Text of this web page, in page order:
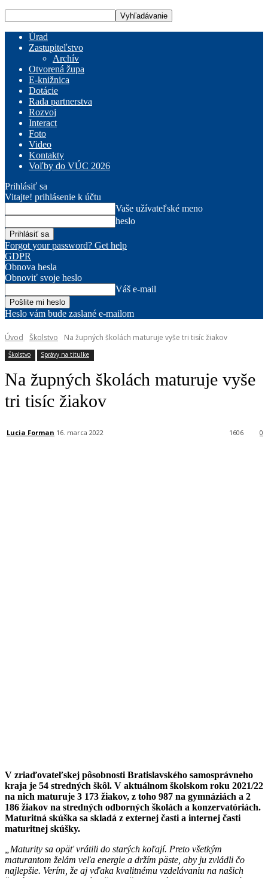
Úrad
Zastupiteľstvo
Archív
Otvorená župa
E-knižnica
Dotácie
Rada partnerstva
Rozvoj
Interact
Foto
Video
Kontakty
Voľby do VÚC 2026
Prihlásiť sa
Vitajte! prihlásenie k účtu
Vaše užívateľské meno
heslo
Forgot your password? Get help
GDPR
Obnova hesla
Obnoviť svoje heslo
Váš e-mail
Heslo vám bude zaslané e-mailom
Úvod Školstvo Na župných školách maturuje vyše tri tisíc žiakov
Školstvo Správy na titulke
Na župných školách maturuje vyše
tri tisíc žiakov
Lucia Forman 16. marca 2022 0
1606
V zriaďovateľskej pôsobnosti Bratislavského samosprávneho
kraja je 54 stredných škôl. V aktuálnom školskom roku 2021/22
na nich maturuje 3 173 žiakov, z toho 987 na gymnáziách a 2
186 žiakov na stredných odborných školách a konzervatóriách.
Maturitná skúška sa skladá z externej časti a internej časti
maturitnej skúšky.
„Maturity sa opäť vrátili do starých koľají. Preto všetkým
maturantom želám veľa energie a držím päste, aby ju zvládli čo
najlepšie. Verím, že aj vďaka kvalitnému vzdelávaniu na našich